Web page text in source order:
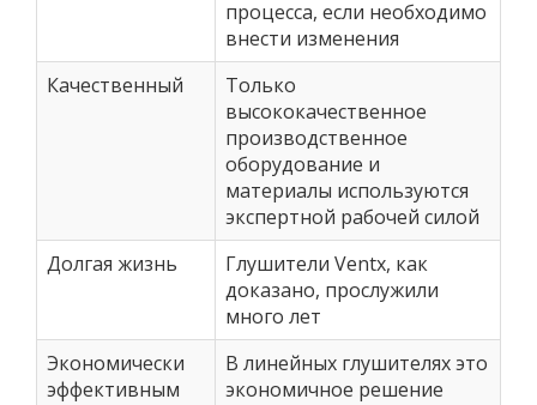
процесса, если необходимо
внести изменения
Качественный
Только
высококачественное
производственное
оборудование и
материалы используются
экспертной рабочей силой
Долгая жизнь
Глушители Ventx, как
доказано, прослужили
много лет
Экономически
эффективным
В линейных глушителях это
экономичное решение